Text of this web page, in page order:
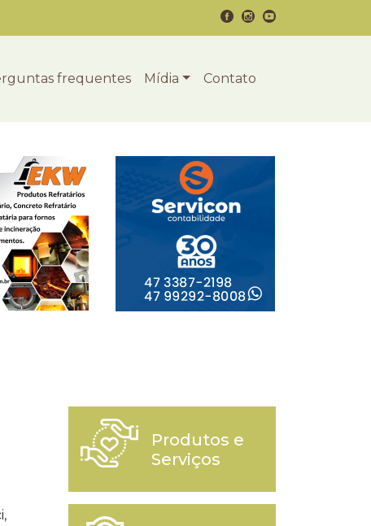
frequentes Mídia Contato
Produtos e
Serviços